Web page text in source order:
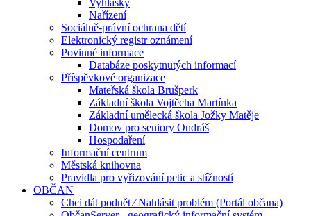
Vyhlášky
Nařízení
Sociálně-právní ochrana dětí
Elektronický registr oznámení
Povinné informace
Databáze poskytnutých informací
Příspěvkové organizace
Mateřská škola Brušperk
Základní škola Vojtěcha Martínka
Základní umělecká škola Jožky Matěje
Domov pro seniory Ondráš
Hospodaření
Informační centrum
Městská knihovna
Pravidla pro vyřizování petic a stížností
OBČAN
Chci dát podnět ⁄ Nahlásit problém (Portál občana)